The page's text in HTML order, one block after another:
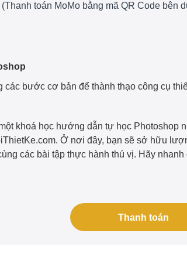
(Thanh toán MoMo bằng mã QR Code bên
bước cơ bản để thành thạo công cụ
khoá học hướng dẫn tự học Photoshop
Ở nơi đây, bạn sẽ sở hữu
các bài tập thực hành thú vị. Hãy
Thanh toán